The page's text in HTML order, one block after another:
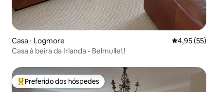
Casa ⋅ Logmore 4,95 de uma
4,95 (55)
Casa à beira da Irlanda - Belmullet!
Entre os melhores preferidos dos hóspedes
Preferido dos hóspedes